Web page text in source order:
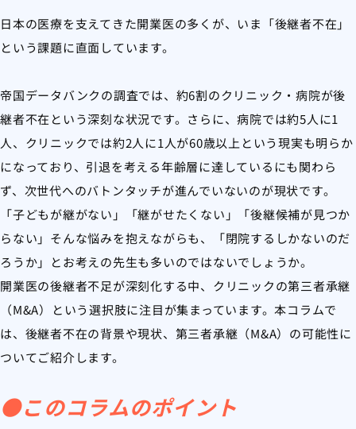
日本の医療を支えてきた開業医の多くが、いま「後継者不在」
という課題に直面しています。
帝国データバンクの調査では、約6割のクリニック・病院が後
継者不在という深刻な状況です。さらに、病院では約5人に1
人、クリニックでは約2人に1人が60歳以上という現実も明らか
になっており、引退を考える年齢層に達しているにも関わら
ず、次世代へのバトンタッチが進んでいないのが現状です。
「子どもが継がない」「継がせたくない」「後継候補が見つか
らない」そんな悩みを抱えながらも、「閉院するしかないのだ
ろうか」とお考えの先生も多いのではないでしょうか。
開業医の後継者不足が深刻化する中、クリニックの第三者承継
（M&A）という選択肢に注目が集まっています。本コラムで
は、後継者不在の背景や現状、第三者承継（M&A）の可能性に
ついてご紹介します。
●このコラムのポイント